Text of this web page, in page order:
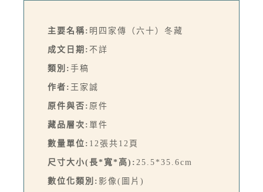
主要名稱: 明四家傳（六十）冬藏
成文日期: 不詳
類別: 手稿
作者: 王家誠
原件與否: 原件
藏品層次: 單件
數量單位: 12張共12頁
尺寸大小(長*寬*高): 25.5*35.6cm
數位化類別: 影像(圖片)